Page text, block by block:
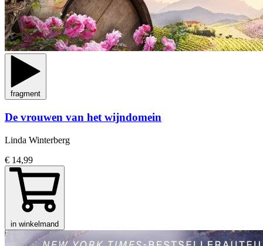
fragment
De vrouwen van het wijndomein
Linda Winterberg
€ 14,99
in winkelmand